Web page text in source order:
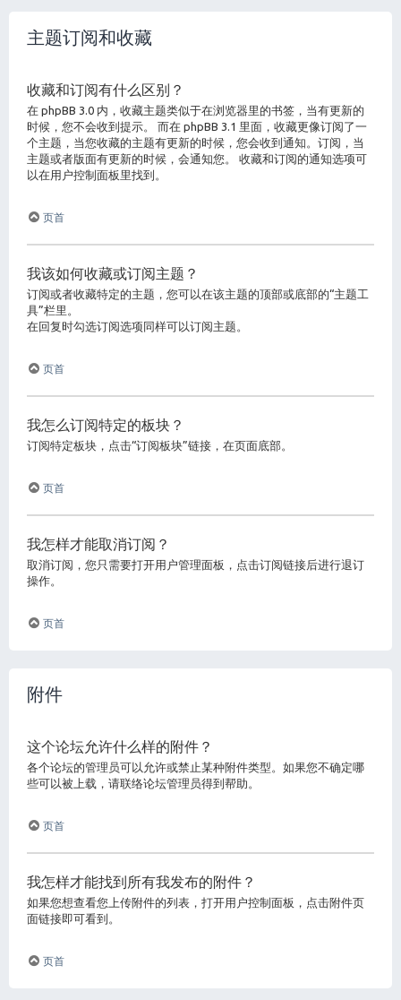
主题订阅和收藏
收藏和订阅有什么区别？
在 phpBB 3.0 内，收藏主题类似于在浏览器里的书签，当有更新的
时候，您不会收到提示。 而在 phpBB 3.1 里面，收藏更像订阅了一
个主题，当您收藏的主题有更新的时候，您会收到通知。订阅，当
主题或者版面有更新的时候，会通知您。 收藏和订阅的通知选项可
以在用户控制面板里找到。
页首
我该如何收藏或订阅主题？
订阅或者收藏特定的主题，您可以在该主题的顶部或底部的“主题工
具”栏里。
在回复时勾选订阅选项同样可以订阅主题。
页首
我怎么订阅特定的板块？
订阅特定板块，点击“订阅板块”链接，在页面底部。
页首
我怎样才能取消订阅？
取消订阅，您只需要打开用户管理面板，点击订阅链接后进行退订
操作。
页首
附件
这个论坛允许什么样的附件？
各个论坛的管理员可以允许或禁止某种附件类型。如果您不确定哪
些可以被上载，请联络论坛管理员得到帮助。
页首
我怎样才能找到所有我发布的附件？
如果您想查看您上传附件的列表，打开用户控制面板，点击附件页
面链接即可看到。
页首